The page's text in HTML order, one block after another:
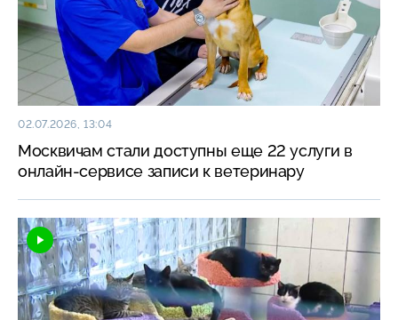
02.07.2026, 13:04
Москвичам стали доступны еще 22 услуги в
онлайн-сервисе записи к ветеринару